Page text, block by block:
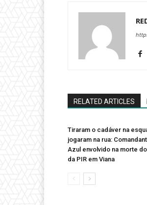
RELATED ARTICLES
Tiraram o cadáver na
jogaram na rua:
Azul envolvido na morte
da PIR em Viana